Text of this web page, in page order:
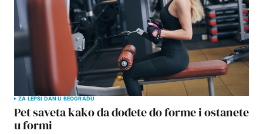
ZA LEPŠI DAN U BEOGRADU
Pet saveta kako da dođete do forme i ostanete
u formi